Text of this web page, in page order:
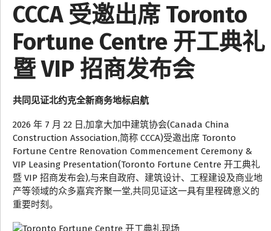
CCCA 受邀出席 Toronto
Fortune Centre 开工典礼
暨 VIP 招商发布会
共同见证北约克全新商务地标启航
2026 年 7 月 22 日,加拿大加中建筑协会(Canada China
Construction Association,简称 CCCA)受邀出席 Toronto
Fortune Centre Renovation Commencement Ceremony &
VIP Leasing Presentation(Toronto Fortune Centre 开工典礼
暨 VIP 招商发布会),与来自政府、建筑设计、工程建设及商业地
产等领域的众多嘉宾齐聚一堂,共同见证这一具有里程碑意义的
重要时刻。